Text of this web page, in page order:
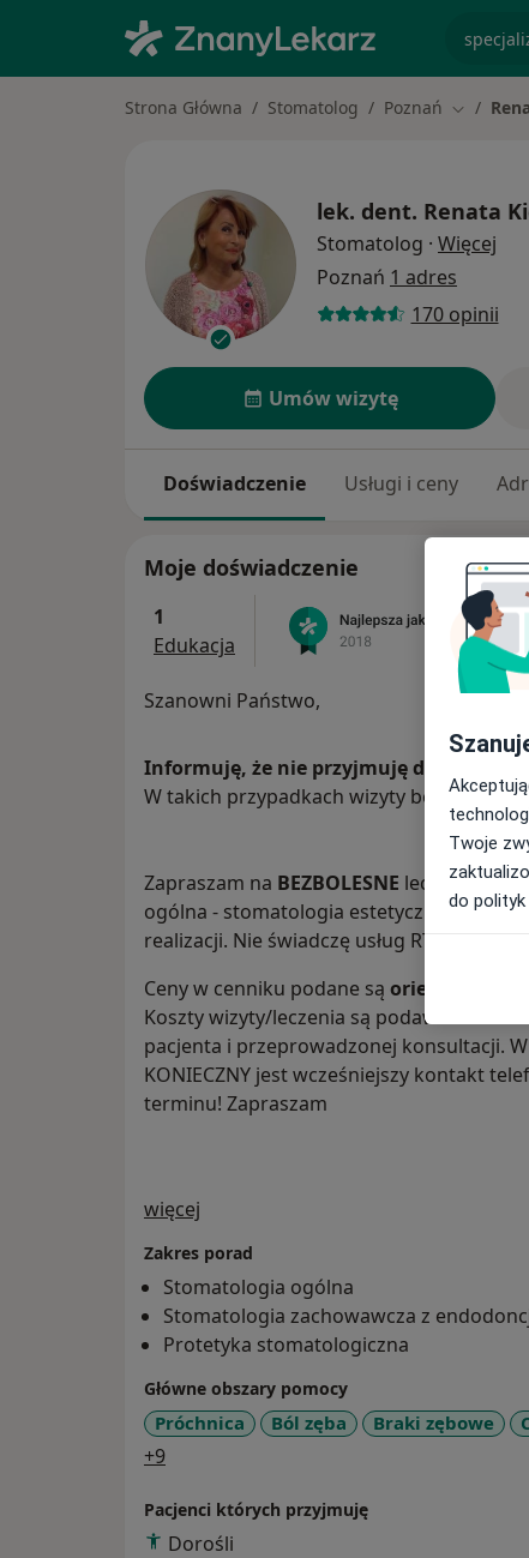
Strona Główna Stomatolog Poznań Zmień
lek. dent. Renata
Stomatolog · Więcej
Poznań 1 adres
170 opinii
Umów wizytę
Doświadczenie Usługi i ceny
Moje doświadczenie
1
Edukacja
Szanowni Państwo,
Informuję, że nie przyjmuję dzieci i
W takich przypadkach wizyty będą
Zapraszam na BEZBOLESNE leczenie w
ogólna - stomatologia estetyczna -
realizacji. Nie świadczę usług RTG.
Ceny w cenniku podane są orientacyjne
Koszty wizyty/leczenia są podawane na
pacjenta i przeprowadzonej konsultacji.
KONIECZNY jest wcześniejszy kontakt
terminu! Zapraszam
więcej
Zakres porad
Stomatologia ogólna
Stomatologia zachowawcza z
Protetyka stomatologiczna
Główne obszary pomocy
Próchnica Ból zęba Braki zębowe
+9a11y_sr_more_diseases
Pacjenci których przyjmuję
Dorośli
Twoje
do